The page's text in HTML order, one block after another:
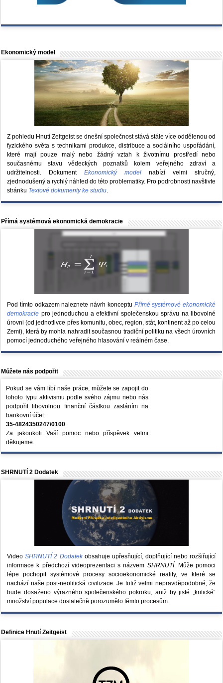
Ekonomický model
Z pohledu Hnutí Zeitgeist se dnešní společnost stává stále více oddělenou od
fyzického světa s technikami produkce, distribuce a sociálního uspořádání,
které mají pouze malý nebo žádný vztah k životnímu prostředí nebo
současnému stavu vědeckých poznatků kolem veřejného zdraví a
udržitelnosti. DokumentEkonomický model nabízí velmi stručný,
zjednodušený a rychlý náhled do této problematiky. Pro podrobnosti navštivte
stránku Textové dokumenty ke studiu.
Přímá systémová ekonomická demokracie
Pod tímto odkazem naleznete návrh konceptu Přímé systémové ekonomické
demokracie pro jednoduchou a efektivní společenskou správu na libovolné
úrovni (od jednotlivce přes komunitu, obec, region, stát, kontinent až po celou
Zemi), která by mohla nahradit současnou tradiční politiku na všech úrovních
pomocí jednoduchého veřejného hlasování v reálném čase.
Můžete nás podpořit
Pokud se vám líbí naše práce, můžete se zapojit do
tohoto typu aktivismu podle svého zájmu nebo nás
podpořit libovolnou finanční částkou zasláním na
bankovní účet:
35-4824350247/0100
Za jakoukoli Vaší pomoc nebo příspěvek velmi
děkujeme.
SHRNUTÍ 2 Dodatek
VideoSHRNUTÍ 2 Dodatekobsahuje upřesňující, doplňující nebo rozšiřující
informace k předchozí videoprezentaci s názvem SHRNUTÍ. Může pomoci
lépe pochopit systémové procesy socioekonomické reality, ve které se
nachází naše post-neolitická civilizace. Je totiž velmi nepravděpodobné, že
bude dosaženo výrazného společenského pokroku, aniž by jisté „kritické“
množství populace dostatečně porozumělo těmto procesům.
Definice Hnutí Zeitgeist